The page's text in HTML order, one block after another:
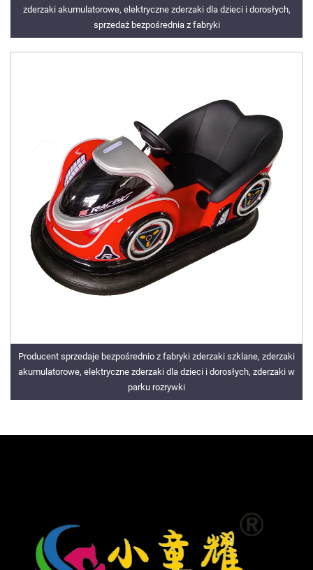
zderzaki akumulatorowe, elektryczne zderzaki dla dzieci i dorosłych,
sprzedaż bezpośrednia z fabryki
Producent sprzedaje bezpośrednio z fabryki zderzaki szklane, zderzaki
akumulatorowe, elektryczne zderzaki dla dzieci i dorosłych, zderzaki w
parku rozrywki